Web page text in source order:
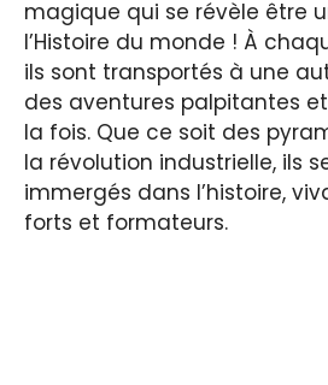
magique qui se révèle être
l’Histoire du monde ! À
ils sont transportés à une
des aventures palpitantes
la fois. Que ce soit des
la révolution industrielle, ils
immergés dans l’histoire,
forts et formateurs.